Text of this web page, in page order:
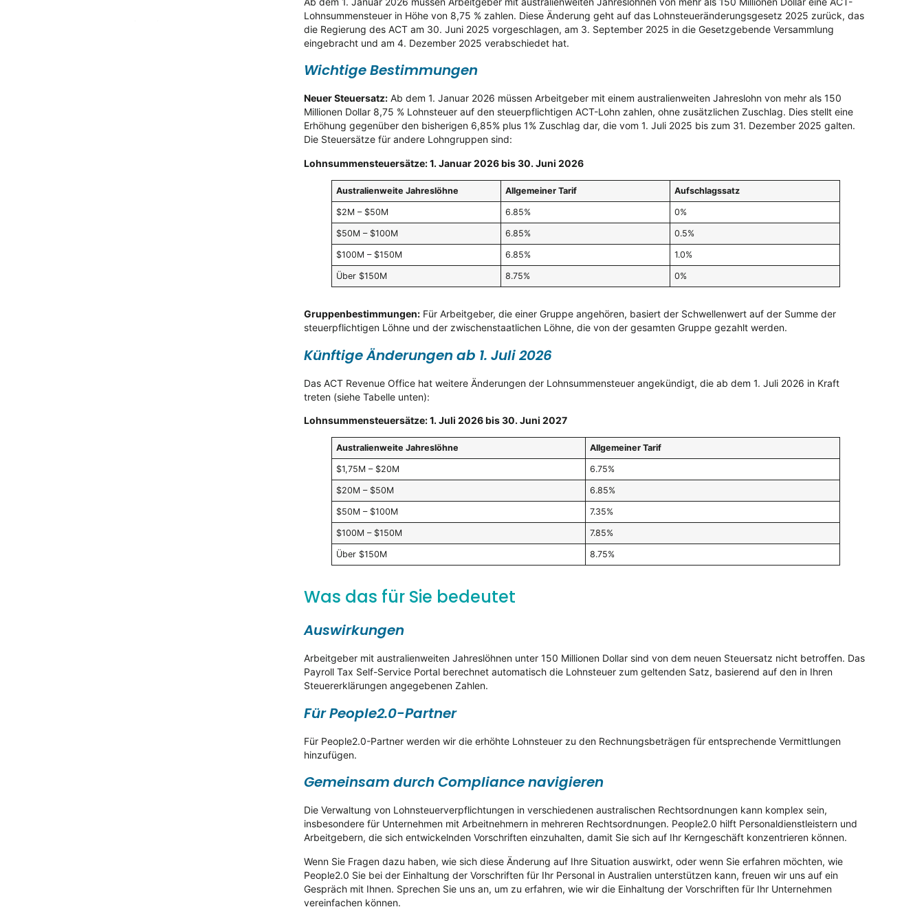
Lohnsummensteuer in Höhe von 8,75 % zahlen. Diese Änderung geht auf das Lohnsteueränderungsgesetz 2025 zurück, das
die Regierung des ACT am 30. Juni 2025 vorgeschlagen, am 3. September 2025 in die Gesetzgebende Versammlung
eingebracht und am 4. Dezember 2025 verabschiedet hat.
Wichtige Bestimmungen
Neuer Steuersatz: Ab dem 1. Januar 2026 müssen Arbeitgeber mit einem australienweiten Jahreslohn von mehr als 150
Millionen Dollar 8,75 % Lohnsteuer auf den steuerpflichtigen ACT-Lohn zahlen, ohne zusätzlichen Zuschlag. Dies stellt eine
Erhöhung gegenüber den bisherigen 6,85% plus 1% Zuschlag dar, die vom 1. Juli 2025 bis zum 31. Dezember 2025 galten.
Die Steuersätze für andere Lohngruppen sind:
Lohnsummensteuersätze: 1. Januar 2026 bis 30. Juni 2026
Australienweite Jahreslöhne Allgemeiner Tarif Aufschlagssatz
$2M – $50M 6.85% 0%
$50M – $100M 6.85% 0.5%
$100M – $150M 6.85% 1.0%
Über $150M 8.75% 0%
Gruppenbestimmungen: Für Arbeitgeber, die einer Gruppe angehören, basiert der Schwellenwert auf der Summe der
steuerpflichtigen Löhne und der zwischenstaatlichen Löhne, die von der gesamten Gruppe gezahlt werden.
Künftige Änderungen ab 1. Juli 2026
Das ACT Revenue Office hat weitere Änderungen der Lohnsummensteuer angekündigt, die ab dem 1. Juli 2026 in Kraft
treten (siehe Tabelle unten):
Lohnsummensteuersätze: 1. Juli 2026 bis 30. Juni 2027
Australienweite Jahreslöhne Allgemeiner Tarif
$1,75M – $20M 6.75%
$20M – $50M 6.85%
$50M – $100M 7.35%
$100M – $150M 7.85%
Über $150M 8.75%
Was das für Sie bedeutet
Auswirkungen
Arbeitgeber mit australienweiten Jahreslöhnen unter 150 Millionen Dollar sind von dem neuen Steuersatz nicht betroffen. Das
Payroll Tax Self-Service Portal berechnet automatisch die Lohnsteuer zum geltenden Satz, basierend auf den in Ihren
Steuererklärungen angegebenen Zahlen.
Für People2.0-Partner
Für People2.0-Partner werden wir die erhöhte Lohnsteuer zu den Rechnungsbeträgen für entsprechende Vermittlungen
hinzufügen.
Gemeinsam durch Compliance navigieren
Die Verwaltung von Lohnsteuerverpflichtungen in verschiedenen australischen Rechtsordnungen kann komplex sein,
insbesondere für Unternehmen mit Arbeitnehmern in mehreren Rechtsordnungen. People2.0 hilft Personaldienstleistern und
Arbeitgebern, die sich entwickelnden Vorschriften einzuhalten, damit Sie sich auf Ihr Kerngeschäft konzentrieren können.
Wenn Sie Fragen dazu haben, wie sich diese Änderung auf Ihre Situation auswirkt, oder wenn Sie erfahren möchten, wie
People2.0 Sie bei der Einhaltung der Vorschriften für Ihr Personal in Australien unterstützen kann, freuen wir uns auf ein
Gespräch mit Ihnen. Sprechen Sie uns an, um zu erfahren, wie wir die Einhaltung der Vorschriften für Ihr Unternehmen
vereinfachen können.